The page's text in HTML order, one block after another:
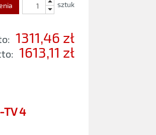
sztuk
1311,46 zł
1613,11 zł
TV 4